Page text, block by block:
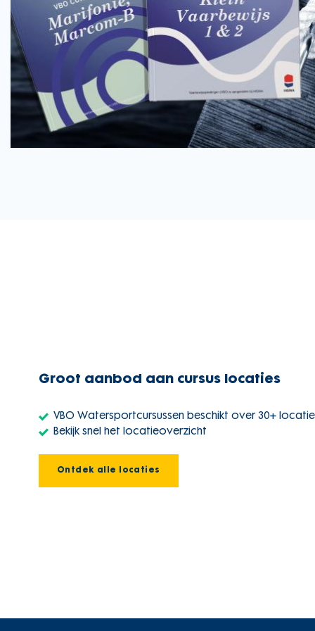
Groot aanbod aan cursus locaties
VBO Watersportcursussen beschikt over 30+
Bekijk snel het locatieoverzicht
Ontdek alle locaties